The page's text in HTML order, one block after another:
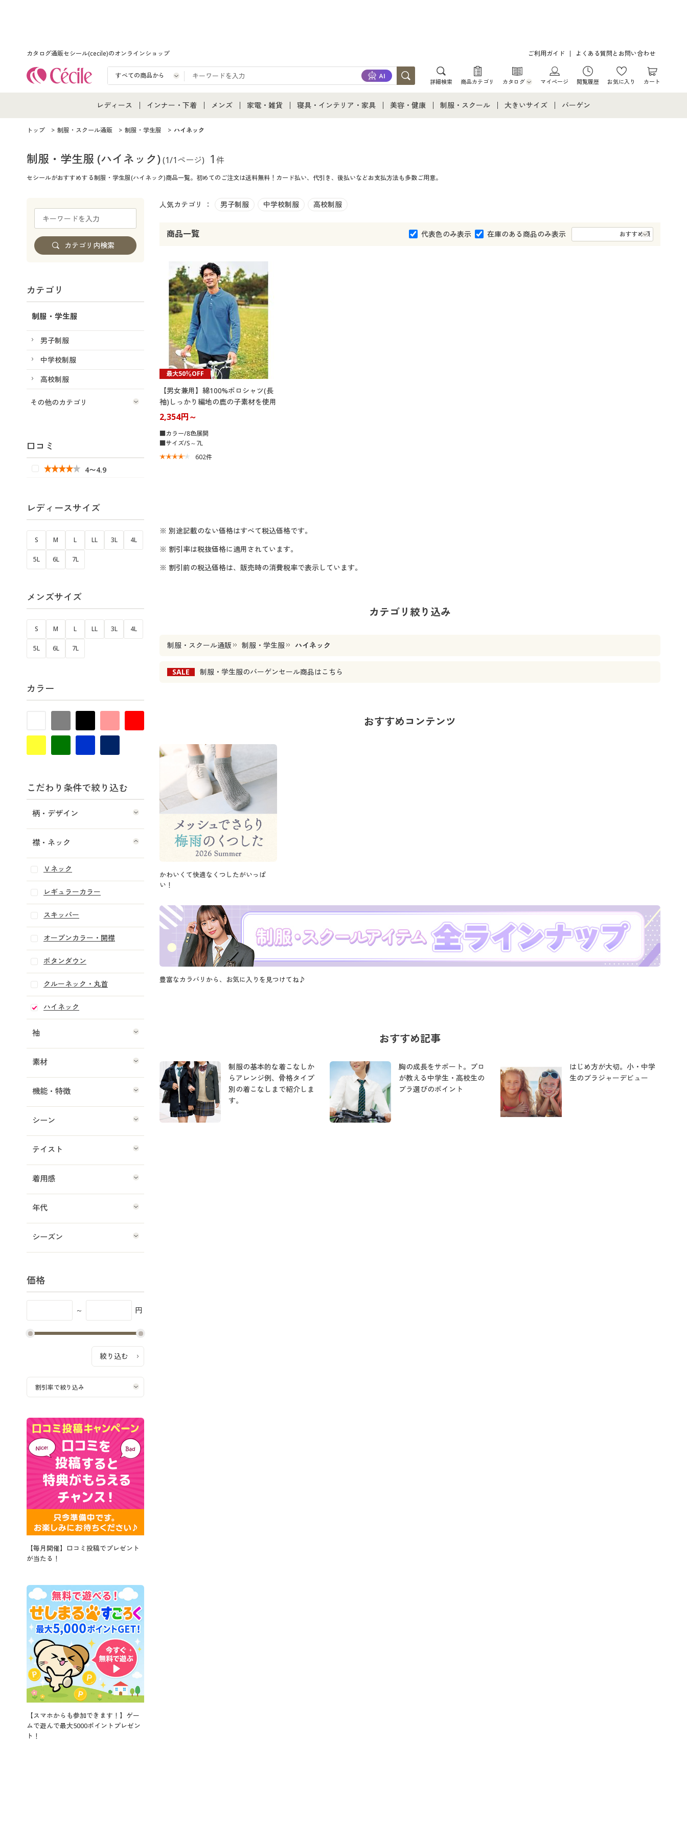
カタログ通販セシール(cecile)のオンラインショップ ご利用ガイド よくある質問とお問い合わせ
詳細検索 商品カテゴリ カタログ
カタログ・チラシからのご注文
マイページ 閲覧履歴 お気に入り カート
レディース
レディース通販すべて
レディースファッション
女性下着
インナー・下着
インナー・下着通販すべて
女性下着
メンズ下着
ジュニア・ティーンズ下着
メンズ
メンズファッション
メンズ下着
家電・雑貨
キッチン・雑貨・日用品
寝具・インテリア・家具
寝具・ベッド
カーテン・ラグ・ファブリック
美容・健康 制服・スクール 大きいサイズ
大きいサイズ 事務・制服
バーゲン
トップ 制服・スクール通販 制服・学生服 ハイネック
制服・学生服 (ハイネック)(1/1ページ) 1 件
セシールがおすすめする制服・学生服(ハイネック)商品一覧。初めてのご注文は送料無料！カード払い、代引き、後払いなどお支払方法も多数ご用意。
人気カテゴリ ： 男子制服 中学校制服 高校制服
商品一覧 代表色のみ表示 在庫のある商品のみ表示
最大50％OFF
【男女兼用】綿100%ポロシャツ(長
袖)しっかり編地の鹿の子素材を使用
2,354円～
■カラー/8色展開
■サイズ/S～7L
602件
※ 別途記載のない価格はすべて税込価格です。
※ 割引率は税抜価格に適用されています。
※ 割引前の税込価格は、販売時の消費税率で表示しています。
カテゴリ絞り込み
制服・スクール通販 制服・学生服 ハイネック
SALE 制服・学生服のバーゲンセール商品はこちら
おすすめコンテンツ
かわいくて快適なくつしたがいっぱ
い！
豊富なカラバリから、お気に入りを見つけてね♪
おすすめ記事
制服の基本的な着こなしか
らアレンジ例、骨格タイプ
別の着こなしまで紹介しま
す。
胸の成長をサポート。プロ
が教える中学生・高校生の
ブラ選びのポイント
はじめ方が大切。小・中学
生のブラジャーデビュー
カテゴリ
制服・学生服
男子制服
中学校制服
高校制服
その他のカテゴリ
口コミ
4〜4.9
レディースサイズ
S M L LL 3L 4L
5L 6L 7L
メンズサイズ
S M L LL 3L 4L
5L 6L 7L
カラー
こだわり条件で絞り込む
柄・デザイン
襟・ネック
Ｖネック
レギュラーカラー
スキッパー
オープンカラー・開襟
ボタンダウン
クルーネック・丸首
ハイネック
袖
素材
機能・特徴
シーン
テイスト
着用感
年代
シーズン
価格
～ 円
【毎月開催】口コミ投稿でプレゼント
が当たる！
【スマホからも参加できます！】ゲー
ムで遊んで最大5000ポイントプレゼン
ト！